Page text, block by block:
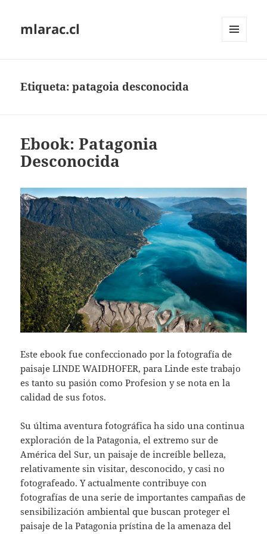
mlarac.cl
Etiqueta:patagoia desconocida
Ebook: Patagonia
Desconocida
Este ebook fue confeccionado por la fotografía de
paisaje LINDE WAIDHOFER, para Linde este trabajo
es tanto su pasión como Profesion y se nota en la
calidad de sus fotos.
Su última aventura fotográfica ha sido una continua
exploración de la Patagonia, el extremo sur de
América del Sur, un paisaje de increíble belleza,
relativamente sin visitar, desconocido, y casi no
fotografeado. Y actualmente contribuye con
fotografías de una serie de importantes campañas de
sensibilización ambiental que buscan proteger el
paisaje de la Patagonia prístina de la amenaza del